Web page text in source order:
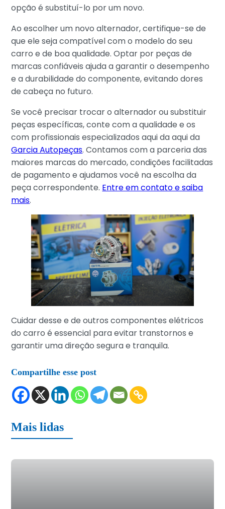
opção é substituí-lo por um novo.
Ao escolher um novo alternador, certifique-se de
que ele seja compatível com o modelo do seu
carro e de boa qualidade. Optar por peças de
marcas confiáveis ajuda a garantir o desempenho
e a durabilidade do componente, evitando dores
de cabeça no futuro.
Se você precisar trocar o alternador ou substituir
peças específicas, conte com a qualidade e os
com profissionais especializados aqui da aqui da
Garcia Autopeças. Contamos com a parceria das
maiores marcas do mercado, condições facilitadas
de pagamento e ajudamos você na escolha da
peça correspondente. Entre em contato e saiba
mais.
Cuidar desse e de outros componentes elétricos
do carro é essencial para evitar transtornos e
garantir uma direção segura e tranquila.
Compartilhe esse post
Mais lidas